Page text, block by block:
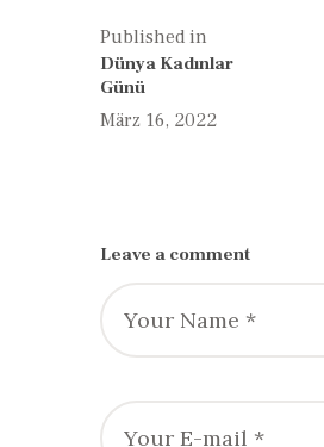
Published in
post:
Dünya Kadınlar
Günü
März 16, 2022
Leave a comment